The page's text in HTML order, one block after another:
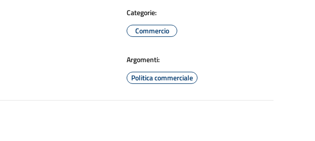
Categorie:
Commercio
Argomenti:
Politica commerciale